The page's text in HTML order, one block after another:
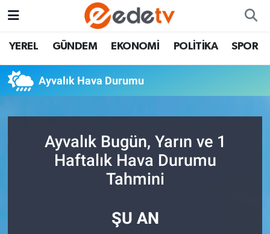
YEREL GÜNDEM EKONOMİ POLİTİKA SPOR
Ayvalık Hava Durumu
Ayvalık Bugün, Yarın ve 1
Haftalık Hava Durumu
Tahmini
ŞU AN